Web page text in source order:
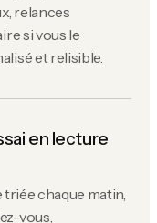
relances
si vous le
et relisible.
en lecture
chaque matin,
vous,